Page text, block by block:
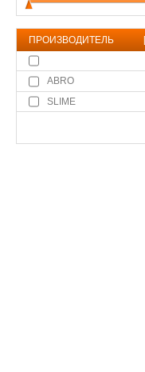
ПРОИЗВОДИТЕЛЬ [
ABRO
SLIME